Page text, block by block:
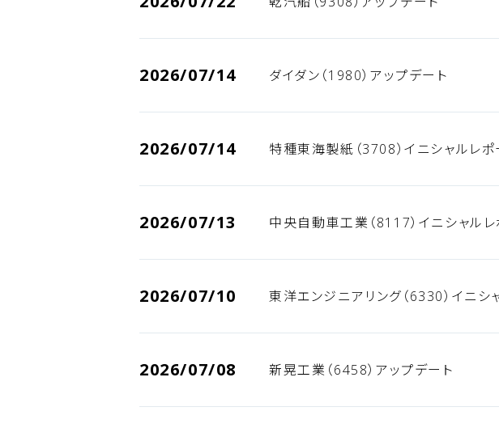
2026/07/14 ダイダン（1980）アップデート
2026/07/14 特種東海製紙（3708）イニシャルレポ
2026/07/13 中央自動車工業（8117）イニシャルレ
2026/07/10 東洋エンジニアリング（6330）イニシ
2026/07/08 新晃工業（6458）アップデート